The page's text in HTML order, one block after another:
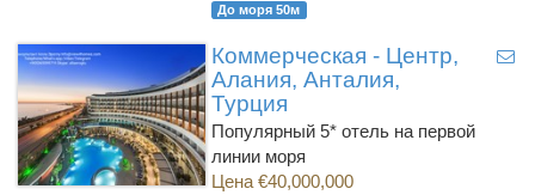
До моря 50м
Коммерческая - Центр,
Алания, Анталия,
Турция
Популярный 5* отель на первой
линии моря
Цена €40,000,000